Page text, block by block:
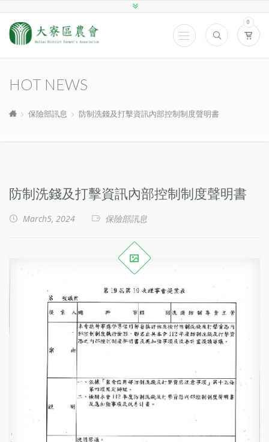
0
HOT NEWS
保險部訊息 防制洗錢及打擊資訊內部控制制度聲明書
防制洗錢及打擊資訊內部控制制度聲明書
March5, 2024 保險部訊息